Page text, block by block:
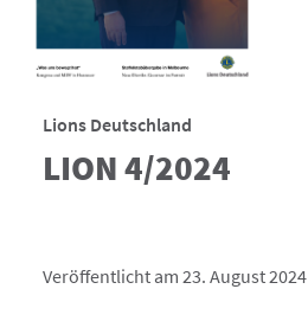
Lions Deutschland
LION 4/2024
Veröffentlicht am 23. August 2024